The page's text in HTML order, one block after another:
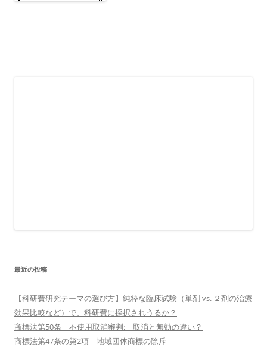
最近の投稿
【科研費研究テーマの選び方】純粋な臨床試験（単剤 vs. ２剤の治療
効果比較など）で、科研費に採択されうるか？
商標法第50条 不使用取消審判: 取消と無効の違い？
商標法第47条の第2項 地域団体商標の除斥